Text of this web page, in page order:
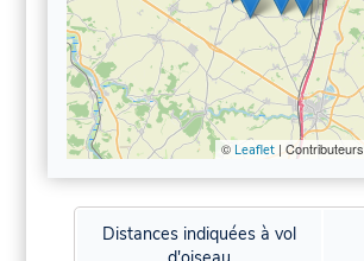
© Leaflet| Contributeurs
Distances indiquées à vol